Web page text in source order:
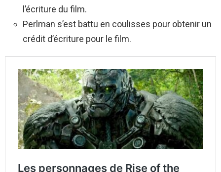
l’écriture du film.
Perlman s’est battu en coulisses pour obtenir un
crédit d’écriture pour le film.